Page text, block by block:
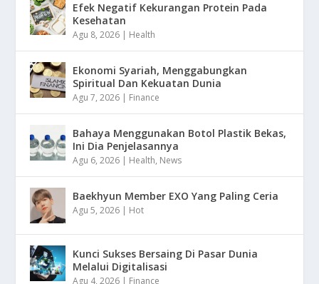
Efek Negatif Kekurangan Protein Pada
Kesehatan
Agu 8, 2026 Health
Ekonomi Syariah, Menggabungkan
Spiritual Dan Kekuatan Dunia
Agu 7, 2026 Finance
Bahaya Menggunakan Botol Plastik Bekas,
Ini Dia Penjelasannya
Agu 6, 2026 Health, News
Baekhyun Member EXO Yang Paling Ceria
Agu 5, 2026 Hot
Kunci Sukses Bersaing Di Pasar Dunia
Melalui Digitalisasi
Agu 4, 2026 Finance